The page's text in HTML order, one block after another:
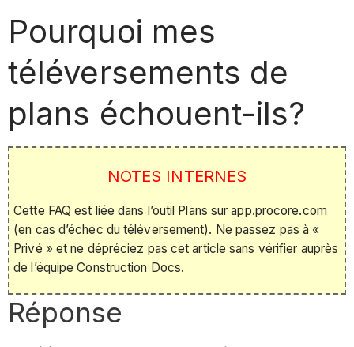
Pourquoi mes
téléversements de
plans échouent-ils?
NOTES INTERNES
Cette FAQ est liée dans l’outil Plans sur app.procore.com
(en cas d’échec du téléversement). Ne passez pas à «
Privé » et ne dépréciez pas cet article sans vérifier auprès
de l’équipe Construction Docs.
Réponse